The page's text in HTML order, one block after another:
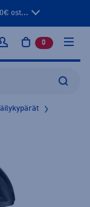
ost...
sisään
0 tuotetta